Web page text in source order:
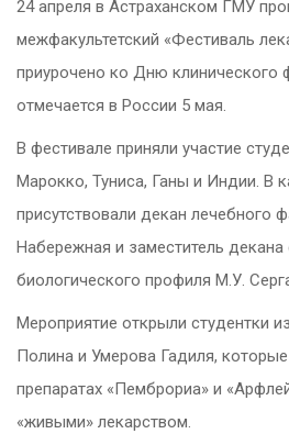
24 апреля в Астраханском ГМУ
межфакультетский «Фестиваль
приурочено ко Дню клинического
отмечается в России 5 мая.
В фестивале приняли участие
Марокко, Туниса, Ганы и Индии. В
присутствовали декан лечебного
Набережная и заместитель
биологического профиля М.У.
Мероприятие открыли студентки
Полина и Умерова Гадиля,
препаратах «Пемброриа» и
«живыми» лекарством.